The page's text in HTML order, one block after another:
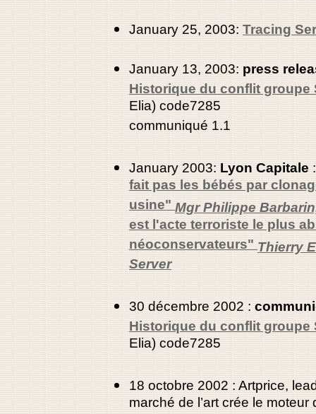
January 25, 2003: Tracing
January 13, 2003: press
Historique du conflit groupe
Elia) code7285
communiqué 1.1
January 2003: Lyon Capitale
fait pas les bébés par
usine"Mgr Philippe
est l'acte terroriste le plus
néoconservateurs"Thierry
Server
30 décembre 2002 :
Historique du conflit groupe
Elia) code7285
18 octobre 2002 : Artprice,
marché de l’art crée le